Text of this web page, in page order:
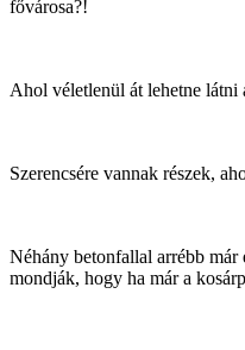
fővárosa?!
Ahol véletlenül át lehetne látni
Szerencsére vannak részek,
Néhány betonfallal arrébb már
mondják, hogy ha már a